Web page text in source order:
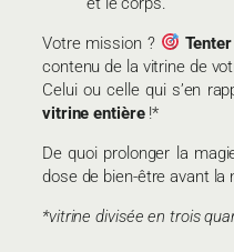
Votre mission ?
contenu de la vitrine de
Celui ou celle qui s’en
vitrine entière!*
De quoi prolonger la
dose de bien-être avant la
*vitrine divisée en trois